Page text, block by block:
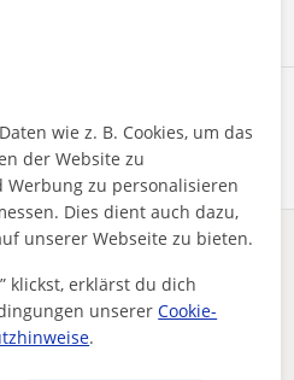
Salzburg Stadt
zwischen 14 un...
wie z. B. Cookies, um das
der Website zu
zu personalisieren
Dies dient auch dazu,
unserer Webseite zu bieten.
klickst, erklärst du dich
unsererCookie-
.